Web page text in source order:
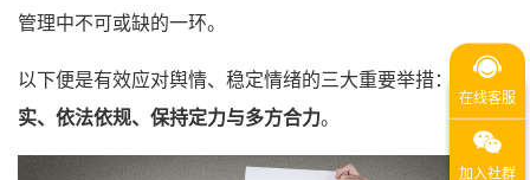
管理中不可或缺的一环。
以下便是有效应对舆情、稳定情绪的三大重要举措：
摆事
实、依法依规、保持定力与多方合力。